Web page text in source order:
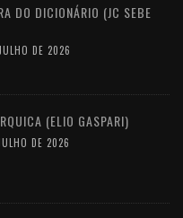
DO DICIONÁRIO (JC SEBE
DE 2026
(ELIO GASPARI)
DE 2026